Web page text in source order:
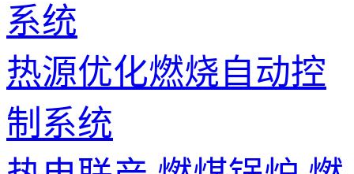
系统
热源优化燃烧自动控
制系统